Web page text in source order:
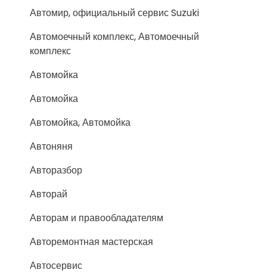
Автомир, официальный сервис Suzuki
Автомоечный комплекс, Автомоечный
комплекс
Автомойка
Автомойка
Автомойка, Автомойка
Автоняня
Авторазбор
Авторай
Авторам и правообладателям
Авторемонтная мастерская
Автосервис